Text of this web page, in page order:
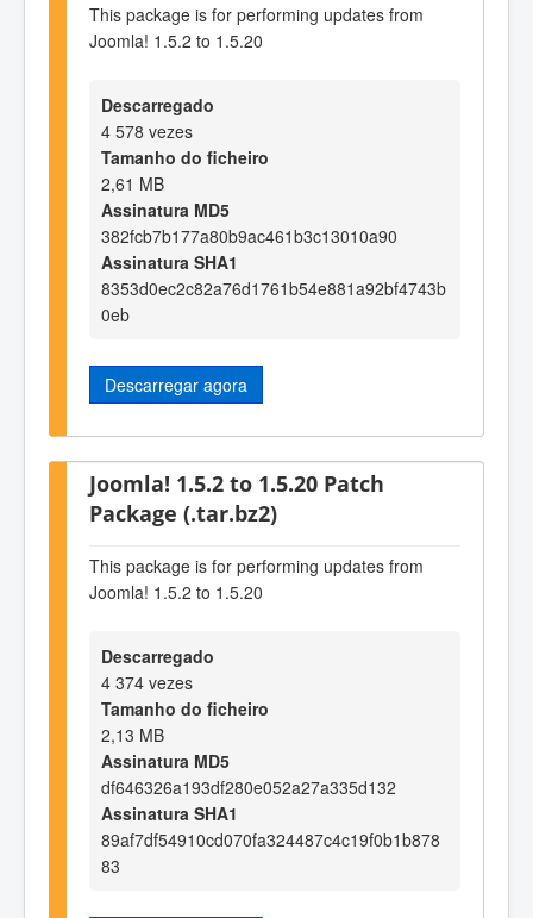
This package is for performing updates from
Joomla! 1.5.2 to 1.5.20
Descarregado
4 578 vezes
Tamanho do ficheiro
2,61 MB
Assinatura MD5
382fcb7b177a80b9ac461b3c13010a90
Assinatura SHA1
8353d0ec2c82a76d1761b54e881a92bf4743b
0eb
Descarregar agora
Joomla! 1.5.2 to 1.5.20 Patch
Package (.tar.bz2)
This package is for performing updates from
Joomla! 1.5.2 to 1.5.20
Descarregado
4 374 vezes
Tamanho do ficheiro
2,13 MB
Assinatura MD5
df646326a193df280e052a27a335d132
Assinatura SHA1
89af7df54910cd070fa324487c4c19f0b1b878
83